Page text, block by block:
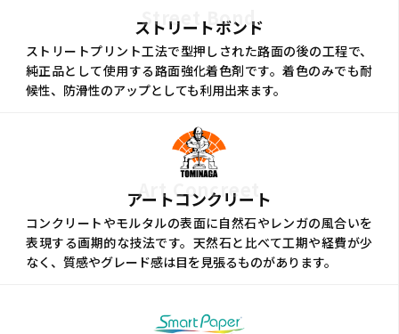
Street Bond
ストリートボンド
ストリートプリント工法で型押しされた路面の後の工程で、
純正品として使用する路面強化着色剤です。着色のみでも耐
候性、防滑性のアップとしても利用出来ます。
Art Concreet
アートコンクリート
コンクリートやモルタルの表面に自然石やレンガの風合いを
表現する画期的な技法です。天然石と比べて工期や経費が少
なく、質感やグレード感は目を見張るものがあります。